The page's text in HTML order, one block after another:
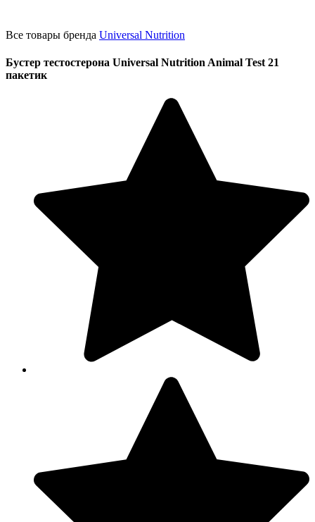
Все товары бренда Universal Nutrition
Бустер тестостерона Universal Nutrition Animal Test 21
пакетик